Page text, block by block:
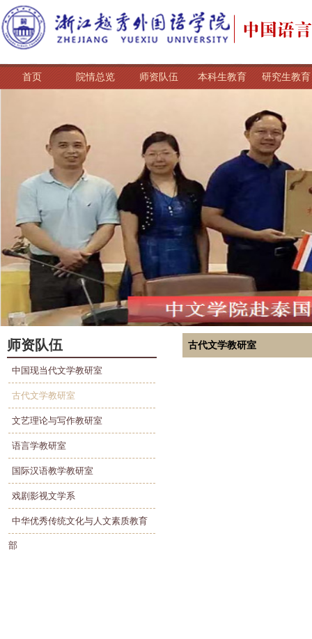
首页 院情总览 师资队伍 本科生教育 研究生教育
师资队伍
中国现当代文学教研室
古代文学教研室
文艺理论与写作教研室
语言学教研室
国际汉语教学教研室
戏剧影视文学系
中华优秀传统文化与人文素质教育
部
古代文学教研室